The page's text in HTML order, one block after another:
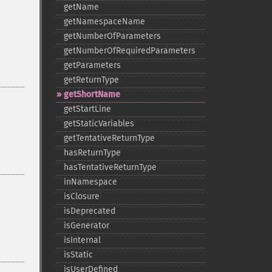
getName
getNamespaceName
getNumberOfParameters
getNumberOfRequiredParameters
getParameters
getReturnType
getShortName
getStartLine
getStaticVariables
getTentativeReturnType
hasReturnType
hasTentativeReturnType
inNamespace
isClosure
isDeprecated
isGenerator
isInternal
isStatic
isUserDefined